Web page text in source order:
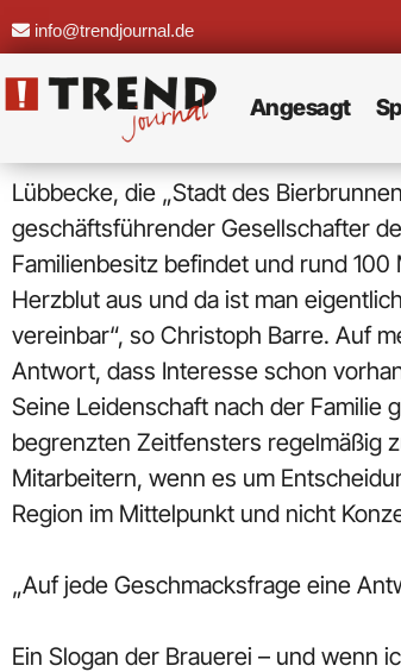
info@trendjournal.de
Angesagt
Lübbecke, die „Stadt des
geschäftsführender Gesellschafter
Familienbesitz befindet und rund
Herzblut aus und da ist man
vereinbar“, so Christoph Barre. Auf
Antwort, dass Interesse schon
Seine Leidenschaft nach der Familie
begrenzten Zeitfensters regelmäßig
Mitarbeitern, wenn es um
Region im Mittelpunkt und nicht
„Auf jede Geschmacksfrage eine
Ein Slogan der Brauerei – und wenn